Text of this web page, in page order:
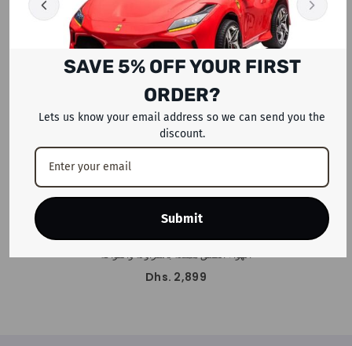
ADD TO CART
مجموعة لعب ميجا ستار للأطفال في
الهواء الطلق ممتعة بالفراولة والفواكه
Dhs. 2,899
SAVE 5% OFF YOUR FIRST
ORDER?
Lets us know your email address so we can send you the
discount.
Submit